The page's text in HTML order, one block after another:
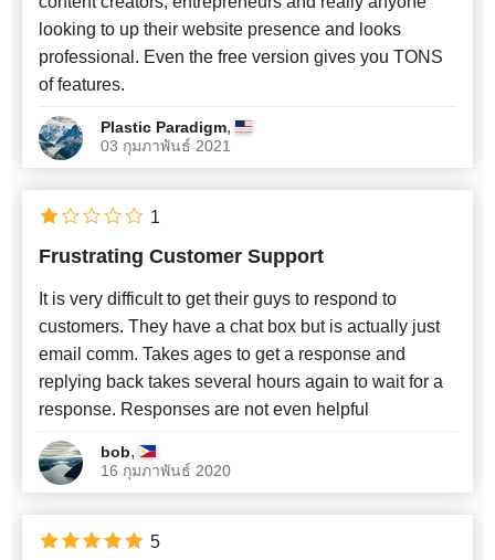
looking to up their website presence and looks
professional. Even the free version gives you TONS
of features.
Plastic Paradigm,
03 กุมภาพันธ์ 2021
Frustrating Customer Support
It is very difficult to get their guys to respond to
customers. They have a chat box but is actually just
email comm. Takes ages to get a response and
replying back takes several hours again to wait for a
response. Responses are not even helpful
bob,
16 กุมภาพันธ์ 2020
1
5